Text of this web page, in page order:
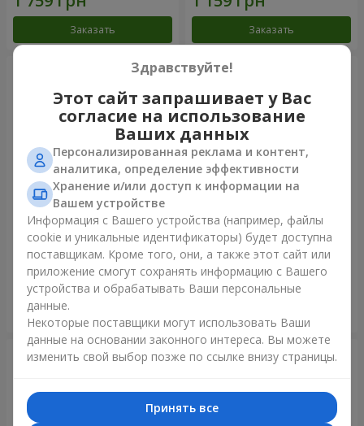
Заказать Заказать
Букет "Kamaliya"
3 145 грн
Букет "Moon Dance"
2 570 грн
Здравствуйте!
Этот сайт запрашивает у Вас
согласие на использование
Ваших данных
Персонализированная реклама и контент,
аналитика, определение эффективности
Хранение и/или доступ к информации на
Вашем устройстве
Информация с Вашего устройства (например, файлы
cookie и уникальные идентификаторы) будет доступна
поставщикам. Кроме того, они, а также этот сайт или
приложение смогут сохранять информацию с Вашего
устройства и обрабатывать Ваши персональные
данные.
Некоторые поставщики могут использовать Ваши
данные на основании законного интереса. Вы можете
изменить свой выбор позже по ссылке внизу страницы.
Принять все